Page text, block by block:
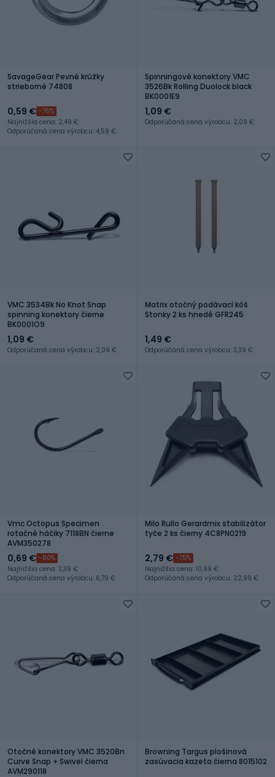
SavageGear Pevné krúžky
strieborné 74808
0,59 € -76%
Najnižšia cena: 2,49 €
Odporúčaná cena výrobcu: 4,59 €
Spinningové konektory VMC
3526Bk Rolling Duolock black
BK0001E9
1,09 €
Odporúčaná cena výrobcu: 2,09 €
VMC 3534Bk No Knot Snap
spinning konektory čierne
BK0001O9
1,09 €
Odporúčaná cena výrobcu: 2,09 €
Matrix otočný podávací kôš
Stonky 2 ks hnedé GFR245
1,49 €
Odporúčaná cena výrobcu: 3,39 €
Vmc Octopus Specimen
rotačné háčiky 7118BN čierne
AVM350278
0,69 € -80%
Najnižšia cena: 3,39 €
Odporúčaná cena výrobcu: 6,79 €
Milo Rullo Gerardmix stabilizátor
tyče 2 ks čierny 4C8PN0219
2,79 € -75%
Najnižšia cena: 10,99 €
Odporúčaná cena výrobcu: 22,99 €
Otočné konektory VMC 3520Bn
Curve Snap + Swivel čierna
AVM290118
Browning Targus plošinová
zasúvacia kazeta čierna 8015102